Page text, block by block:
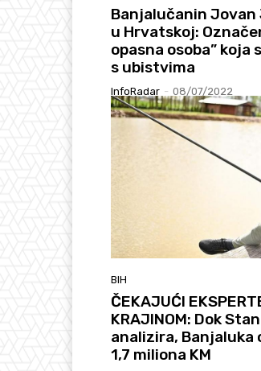
Banjalučanin Jovan
u Hrvatskoj:
opasna osoba” koja
s ubistvima
InfoRadar - 08/07/2022
BIH
ČEKAJUĆI
KRAJINOM: Dok
analizira, Banjaluka
1,7 miliona KM